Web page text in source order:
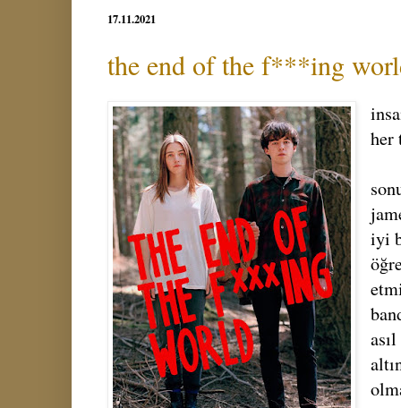
17.11.2021
the end of the f***ing
her
iyi